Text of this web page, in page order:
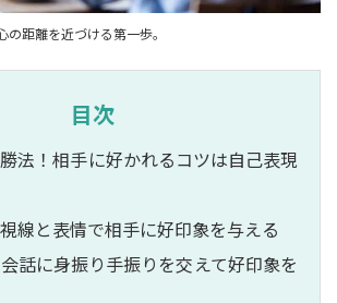
距離を近づける第一歩。
目次
法！相手に好かれるコツは自己表現
線と表情で相手に好印象を与える
話に身振り手振りを交えて好印象を